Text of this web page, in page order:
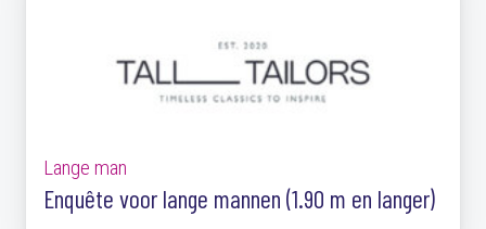
Lange man
Enquête voor lange mannen (1.90 m en langer)